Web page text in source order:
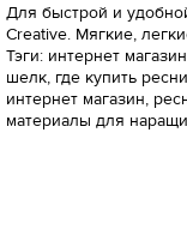
Для быстрой и
Creative. Мягкие,
Тэги: интернет
шелк, где купить
интернет магазин,
материалы для